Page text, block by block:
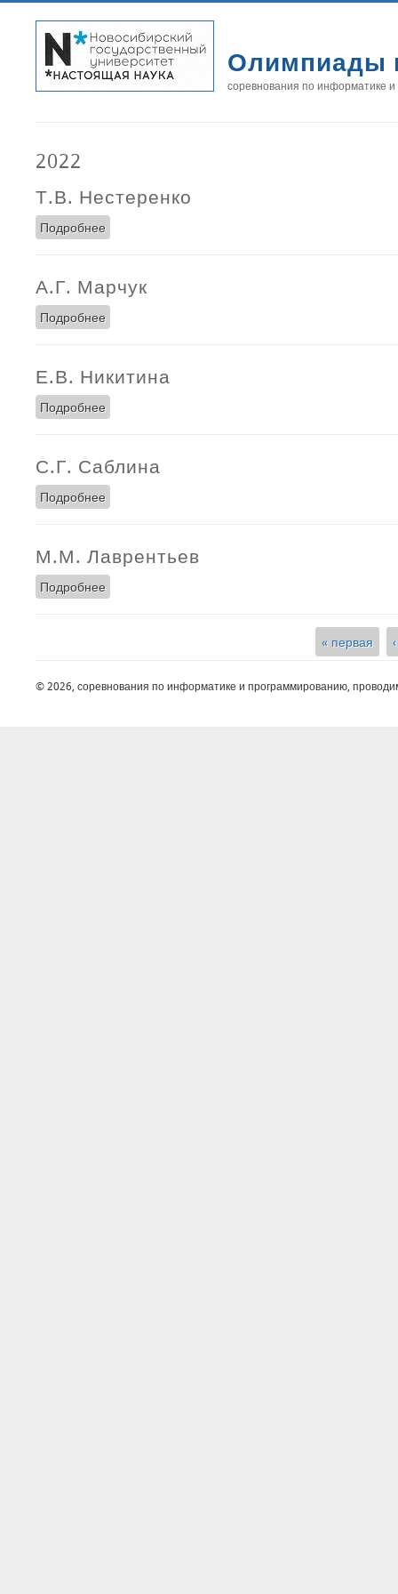
Олимпиады
соревнования по информатике
2022
Т.В. Нестеренко
Подробнее
А.Г. Марчук
Подробнее
Е.В. Никитина
Подробнее
С.Г. Саблина
Подробнее
М.М. Лаврентьев
Подробнее
« первая
© 2026, соревнования по информатике и программированию,